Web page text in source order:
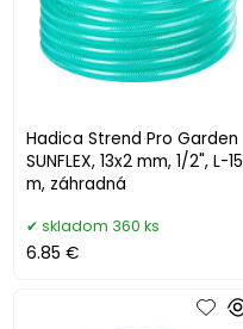
Hadica Strend Pro Garden
SUNFLEX, 13x2 mm, 1/2", L-15
m, záhradná
skladom 360 ks
6.85 €